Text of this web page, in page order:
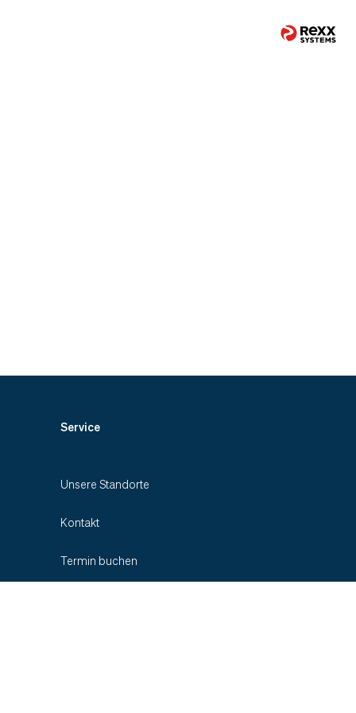
Service
Unsere Standorte
Kontakt
Termin buchen